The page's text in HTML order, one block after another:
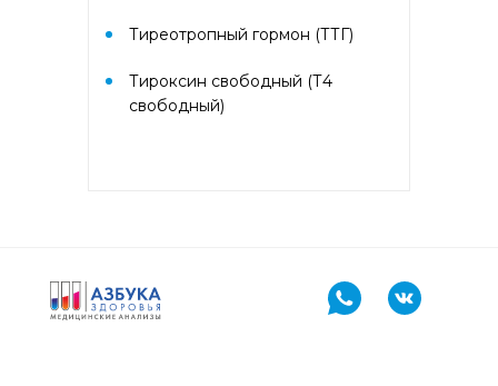
предоперационный IgE
(ImmunoCap) (Триптаза,
Желатин коровий с74, Латекс
тимофеевка, береза, полынь;
дополнительные
Тиреотропный гормон (ТТГ)
Тироксин свободный (Т4
свободный)